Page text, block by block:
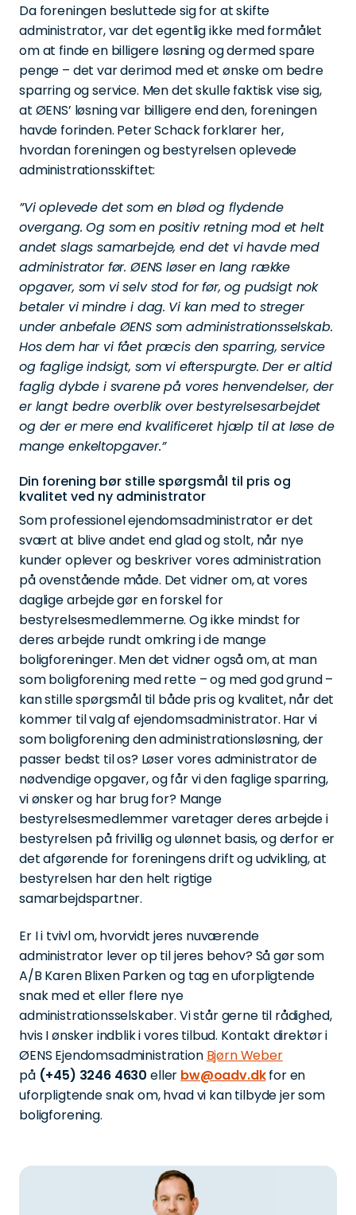
Da foreningen besluttede sig for at skifte
administrator, var det egentlig ikke med formålet
om at finde en billigere løsning og dermed spare
penge – det var derimod med et ønske om bedre
sparring og service. Men det skulle faktisk vise sig,
at ØENS’ løsning var billigere end den, foreningen
havde forinden. Peter Schack forklarer her,
hvordan foreningen og bestyrelsen oplevede
administrationsskiftet:
”Vi oplevede det som en blød og flydende
overgang. Og som en positiv retning mod et helt
andet slags samarbejde, end det vi havde med
administrator før. ØENS løser en lang række
opgaver, som vi selv stod for før, og pudsigt nok
betaler vi mindre i dag. Vi kan med to streger
under anbefale ØENS som administrationsselskab.
Hos dem har vi fået præcis den sparring, service
og faglige indsigt, som vi efterspurgte. Der er altid
faglig dybde i svarene på vores henvendelser, der
er langt bedre overblik over bestyrelsesarbejdet
og der er mere end kvalificeret hjælp til at løse de
mange enkeltopgaver.”
Din forening bør stille spørgsmål til pris og
kvalitet ved ny administrator
Som professionel ejendomsadministrator er det
svært at blive andet end glad og stolt, når nye
kunder oplever og beskriver vores administration
på ovenstående måde. Det vidner om, at vores
daglige arbejde gør en forskel for
bestyrelsesmedlemmerne. Og ikke mindst for
deres arbejde rundt omkring i de mange
boligforeninger. Men det vidner også om, at man
som boligforening med rette – og med god grund –
kan stille spørgsmål til både pris og kvalitet, når det
kommer til valg af ejendomsadministrator. Har vi
som boligforening den administrationsløsning, der
passer bedst til os? Løser vores administrator de
nødvendige opgaver, og får vi den faglige sparring,
vi ønsker og har brug for? Mange
bestyrelsesmedlemmer varetager deres arbejde i
bestyrelsen på frivillig og ulønnet basis, og derfor er
det afgørende for foreningens drift og udvikling, at
bestyrelsen har den helt rigtige
samarbejdspartner.
Er I i tvivl om, hvorvidt jeres nuværende
administrator lever op til jeres behov? Så gør som
A/B Karen Blixen Parken og tag en uforpligtende
snak med et eller flere nye
administrationsselskaber. Vi står gerne til rådighed,
hvis I ønsker indblik i vores tilbud. Kontakt direktør i
ØENS Ejendomsadministration Bjørn Weber
på (+45) 3246 4630 eller bw@oadv.dkfor en
uforpligtende snak om, hvad vi kan tilbyde jer som
boligforening.